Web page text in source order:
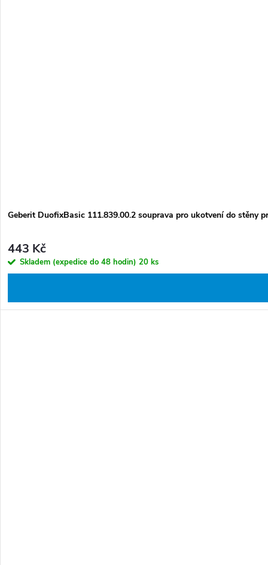
Geberit DuofixBasic 111.839.00.2 souprava pro ukotvení do stěny
443 Kč
Skladem (expedice do 48 hodin) 20 ks